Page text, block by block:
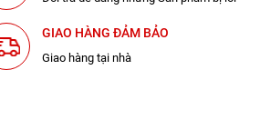
GIAO HÀNG ĐẢM BẢO
Giao hàng tại nhà